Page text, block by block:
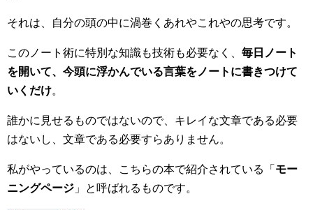
それは、自分の頭の中に渦巻くあれやこれやの思考です。
このノート術に特別な知識も技術も必要なく、 毎日ノート
を開いて、今頭に浮かんでいる言葉をノートに書きつけて
いくだけ。
誰かに見せるものではないので、キレイな文章である必要
はないし、文章である必要すらありません。
私がやっているのは、こちらの本で紹介されている「 モー
ニングページ 」と呼ばれるものです。